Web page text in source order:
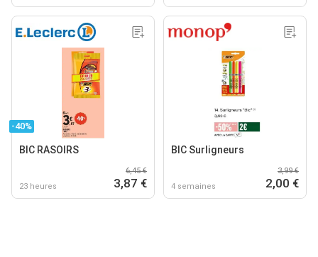
-40%
BIC RASOIRS
23 heures
6,45 €
3,87 €
BIC Surligneurs
4 semaines
3,99 €
2,00 €